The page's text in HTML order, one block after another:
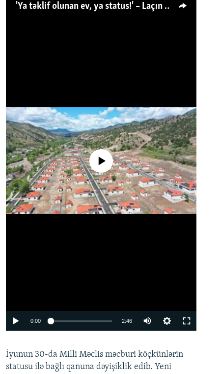
'Ya təklif olunan ev, ya status!' – Laçın köçkünü: 'Laçından başqa heç hara!'
No media source currently available
0:00 2:46
360p
480p
İyunun 30-da Milli Məclis məcburi köçkünlərin
statusu ilə bağlı qanuna dəyişiklik edib. Yeni